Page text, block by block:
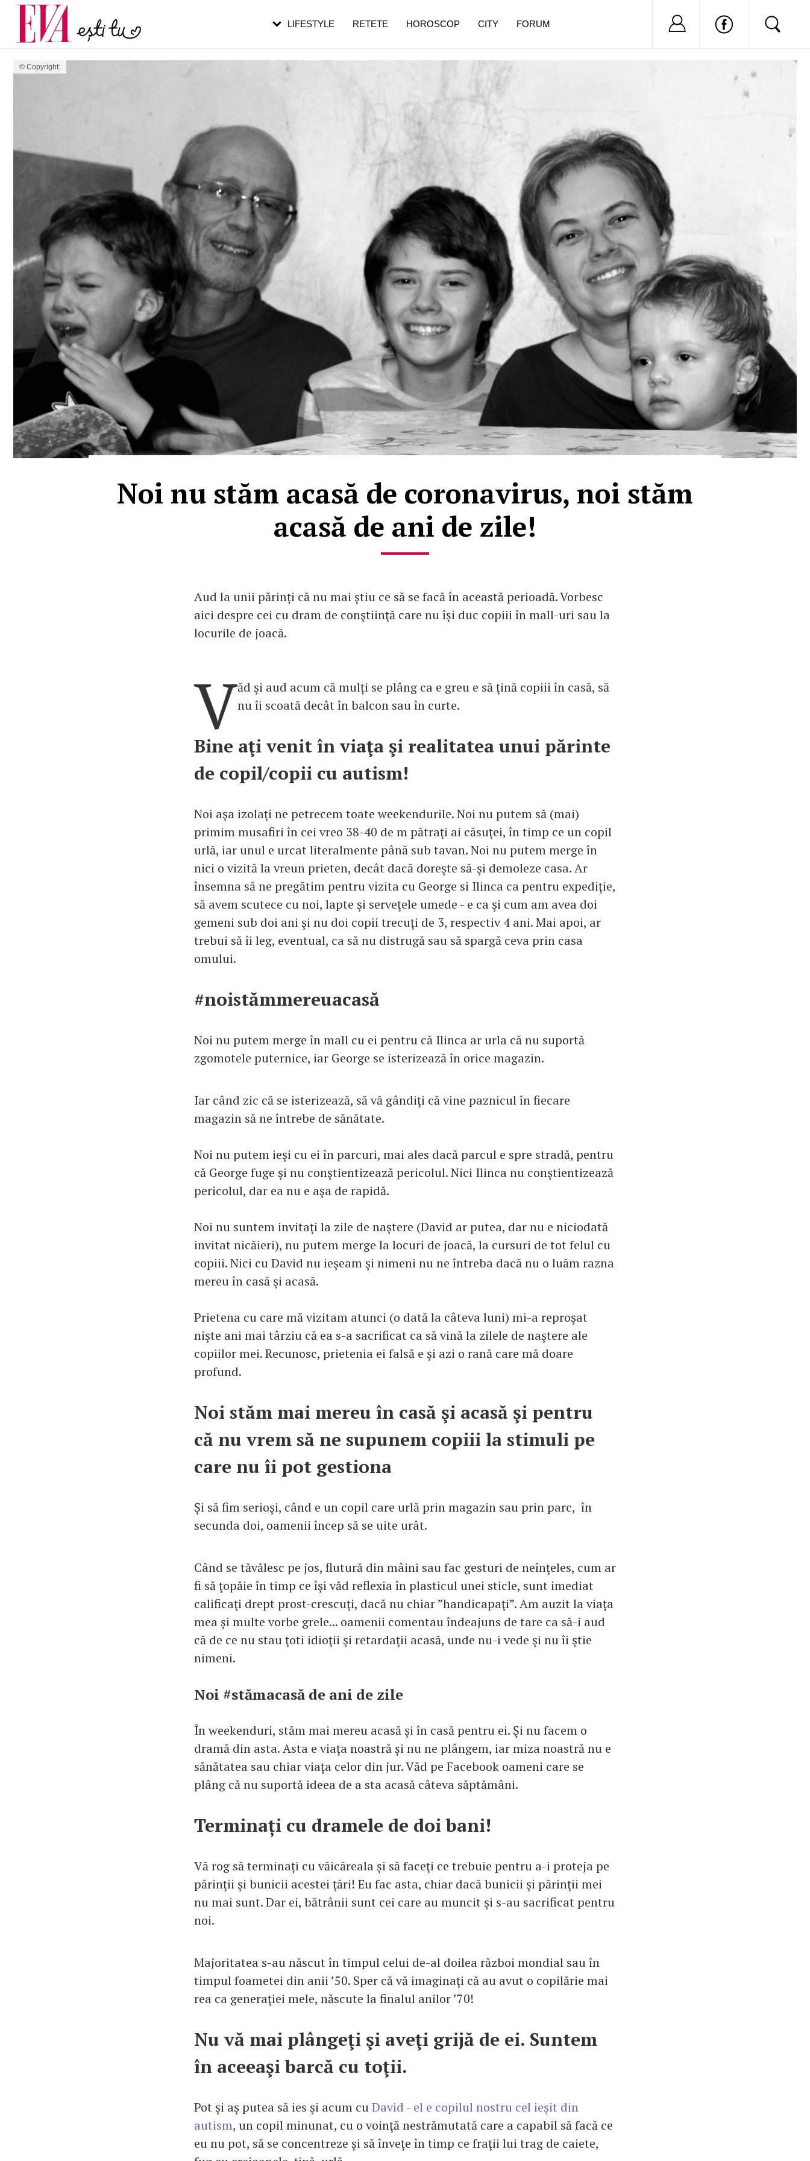
© Copyright:
Noi nu stăm acasă de coronavirus, noi stăm
acasă de ani de zile!
Aud la unii părinți că nu mai știu ce să se facă în această perioadă. Vorbesc
aici despre cei cu dram de conştiinţă care nu își duc copiii în mall-uri sau la
locurile de joacă.
Văd şi aud acum că mulți se plâng ca e greu e să ţină copiii în casă, să
nu îi scoată decât în balcon sau în curte.
Bine aţi venit în viaţa şi realitatea unui părinte
de copil/copii cu autism!
Noi aşa izolaţi ne petrecem toate weekendurile. Noi nu putem să (mai)
primim musafiri în cei vreo 38-40 de m pătraţi ai căsuţei, în timp ce un copil
urlă, iar unul e urcat literalmente până sub tavan. Noi nu putem merge în
nici o vizită la vreun prieten, decât dacă doreşte să-şi demoleze casa. Ar
însemna să ne pregătim pentru vizita cu George si Ilinca ca pentru expediţie,
să avem scutece cu noi, lapte şi serveţele umede - e ca şi cum am avea doi
gemeni sub doi ani şi nu doi copii trecuţi de 3, respectiv 4 ani. Mai apoi, ar
trebui să îi leg, eventual, ca să nu distrugă sau să spargă ceva prin casa
omului.
#noistămmereuacasă
Noi nu putem merge în mall cu ei pentru că Ilinca ar urla că nu suportă
zgomotele puternice, iar George se isterizează în orice magazin.
Iar când zic că se isterizează, să vă gândiţi că vine paznicul în fiecare
magazin să ne întrebe de sănătate.
Noi nu putem ieşi cu ei în parcuri, mai ales dacă parcul e spre stradă, pentru
că George fuge şi nu conştientizează pericolul. Nici Ilinca nu conştientizează
pericolul, dar ea nu e aşa de rapidă.
Noi nu suntem invitaţi la zile de naştere (David ar putea, dar nu e niciodată
invitat nicăieri), nu putem merge la locuri de joacă, la cursuri de tot felul cu
copiii. Nici cu David nu ieşeam şi nimeni nu ne întreba dacă nu o luăm razna
mereu în casă şi acasă.
Prietena cu care mă vizitam atunci (o dată la câteva luni) mi-a reproşat
nişte ani mai târziu că ea s-a sacrificat ca să vină la zilele de naştere ale
copiilor mei. Recunosc, prietenia ei falsă e şi azi o rană care mă doare
profund.
Noi stăm mai mereu în casă şi acasă şi pentru
că nu vrem să ne supunem copiii la stimuli pe
care nu îi pot gestiona
Și să fim serioşi, când e un copil care urlă prin magazin sau prin parc, în
secunda doi, oamenii încep să se uite urât.
Când se tăvălesc pe jos, flutură din mâini sau fac gesturi de neînţeles, cum ar
fi să ţopăie în timp ce îşi văd reflexia în plasticul unei sticle, sunt imediat
calificaţi drept prost-crescuţi, dacă nu chiar ”handicapaţi”. Am auzit la viața
mea și multe vorbe grele... oamenii comentau îndeajuns de tare ca să-i aud
că de ce nu stau ţoti idioţii şi retardaţii acasă, unde nu-i vede şi nu îi ştie
nimeni.
Noi #stămacasă de ani de zile
În weekenduri, stăm mai mereu acasă şi în casă pentru ei. Şi nu facem o
dramă din asta. Asta e viaţa noastră și nu ne plângem, iar miza noastră nu e
sănătatea sau chiar viața celor din jur. Văd pe Facebook oameni care se
plâng că nu suportă ideea de a sta acasă câteva săptămâni.
Terminați cu dramele de doi bani!
Vă rog să terminați cu văicăreala și să faceţi ce trebuie pentru a-i proteja pe
părinţii şi bunicii acestei ţări! Eu fac asta, chiar dacă bunicii şi părinţii mei
nu mai sunt. Dar ei, bătrânii sunt cei care au muncit şi s-au sacrificat pentru
noi.
Majoritatea s-au născut în timpul celui de-al doilea război mondial sau în
timpul foametei din anii ’50. Sper că vă imaginaţi că au avut o copilărie mai
rea ca generaţiei mele, născute la finalul anilor ’70!
Nu vă mai plângeţi şi aveţi grijă de ei. Suntem
în aceeaşi barcă cu toţii.
Pot şi aş putea să ies şi acum cuDavid - el e copilul nostru cel ieşit din
autism, un copil minunat, cu o voinţă nestrămutată care a capabil să facă ce
eu nu pot, să se concentreze și să înveţe în timp ce fraţii lui trag de caiete,
LIFESTYLE RETETE HOROSCOP CITY FORUM Nu ai cont?
Carieră
Actualitate
pe măsură ce înaintezi în vârstă
de dureroasă este investigația